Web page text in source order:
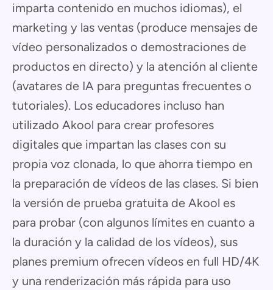
imparta contenido en muchos idiomas), el
marketing y las ventas (produce mensajes de
vídeo personalizados o demostraciones de
productos en directo) y la atención al cliente
(avatares de IA para preguntas frecuentes o
tutoriales). Los educadores incluso han
utilizado Akool para crear profesores
digitales que impartan las clases con su
propia voz clonada, lo que ahorra tiempo en
la preparación de vídeos de las clases. Si bien
la versión de prueba gratuita de Akool es
para probar (con algunos límites en cuanto a
la duración y la calidad de los vídeos), sus
planes premium ofrecen vídeos en full HD/4K
y una renderización más rápida para uso